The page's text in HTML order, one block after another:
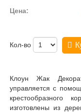
Цена:
Кол-во
Клоун Жак
управляется с
крестообразного
изготовлены из